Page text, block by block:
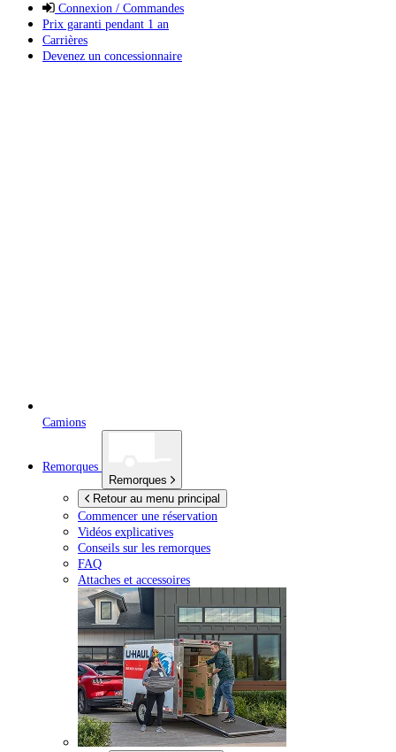
Connexion / Commandes
Prix garanti pendant 1 an
Carrières
Devenez un concessionnaire
Camions
Remorques
Remorques
Retour au menu principal
Commencer une réservation
Vidéos explicatives
Conseils sur les remorques
FAQ
Attaches et accessoires